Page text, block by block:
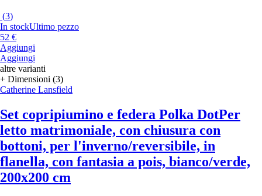
(3)
In stockUltimo pezzo
52 €
Aggiungi
Aggiungi
altre varianti
+ Dimensioni (3)
Catherine Lansfield
Set copripiumino e federa Polka DotPer
letto matrimoniale, con chiusura con
bottoni, per l'inverno/reversibile, in
flanella, con fantasia a pois, bianco/verde,
200x200 cm